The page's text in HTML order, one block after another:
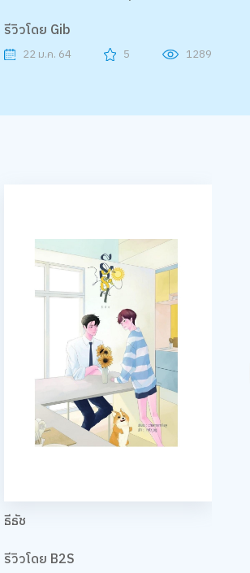
รีวิวโดย Gib
22 ม.ค. 64 5 1289
ธีธัช
รีวิวโดย B2S